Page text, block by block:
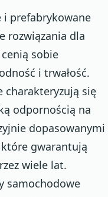
i prefabrykowane
rozwiązania dla
sobie
i trwałość.
charakteryzują się
odpornością na
dopasowanymi
gwarantują
wiele lat.
samochodowe